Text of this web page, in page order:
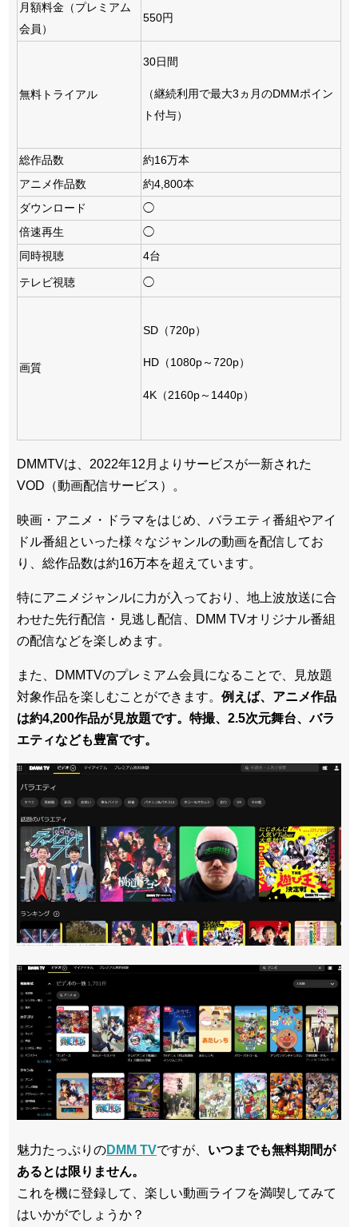
月額料金（プレミアム
会員）
550円
無料トライアル
30日間
（継続利用で最大3ヵ月のDMMポイン
ト付与）
総作品数
約16万本
アニメ作品数
約4,800本
ダウンロード
◯
倍速再生
◯
同時視聴
4台
テレビ視聴 ◯
画質
SD（720p）
HD（1080p～720p）
4K（2160p～1440p）
DMMTVは、2022年12月よりサービスが一新された
VOD（動画配信サービス）。
映画・アニメ・ドラマをはじめ、バラエティ番組やアイ
ドル番組といった様々なジャンルの動画を配信してお
り、総作品数は約16万本を超えています。
特にアニメジャンルに力が入っており、地上波放送に合
わせた先行配信・見逃し配信、DMM TVオリジナル番組
の配信などを楽しめます。
また、DMMTVのプレミアム会員になることで、見放題
対象作品を楽しむことができます。 例えば、アニメ作品
は約4,200作品が見放題です。特撮、2.5次元舞台、バラ
エティなども豊富です。
魅力たっぷりのDMM TVですが、 いつまでも無料期間が
あるとは限りません。
これを機に登録して、楽しい動画ライフを満喫してみて
はいかがでしょうか？